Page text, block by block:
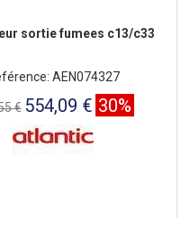
sortie fumees c13/c33
AEN074327
€ 554,09 € 30%